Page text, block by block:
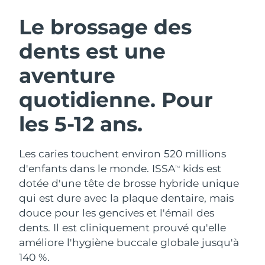
Le brossage des
dents est une
aventure
quotidienne. Pour
les 5-12 ans.
Les caries touchent environ 520 millions
d'enfants dans le monde. ISSATM
kids est
dotée d'une tête de brosse hybride unique
qui est dure avec la plaque dentaire, mais
douce pour les gencives et l'émail des
dents. Il est cliniquement prouvé qu'elle
améliore l'hygiène buccale globale jusqu'à
140 %.
Nettoyage du visage
LUNA™ 4 coffret
Anti-aging massage
LUNA™ 4 Plus
Massage, LED heating
LUNA™ 4 Men
For men, anti-aging massage
BEAR™ 2 coffret
Microcurrent toning
BEAR™ 2 go
Microcurrent toning on-the-go
BEAR™ 2 eyes & lips
Microcurrent line smoothing device
UFO™ 3 coffret
Deep facial hydration
UFO™ 3 LED
Near-infrared and red light therapy
device
issa™ 4
Hybrid silicone sonic toothbrush
issa™ 4 plus
Smart hybrid silicone sonic toothbrush
FAQ™ TRAITEMENT ANTI-ÂGE
Anti-âge Traitements LED
NEW
Autriche Livraison estimée
Bahreïn Livraison estimée
Belgique
Bermudes Livraison estimée
Bosnie-Herzégovine
Brunei Livraison estimée 8/13/26
Bulgarie Livraison estimée8/8/26
Canada Livraison estimée
Chili Livraison estimée8/12/26